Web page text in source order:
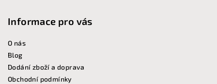
Informace pro vás
O nás
Blog
Dodání zboží a doprava
Obchodní podmínky